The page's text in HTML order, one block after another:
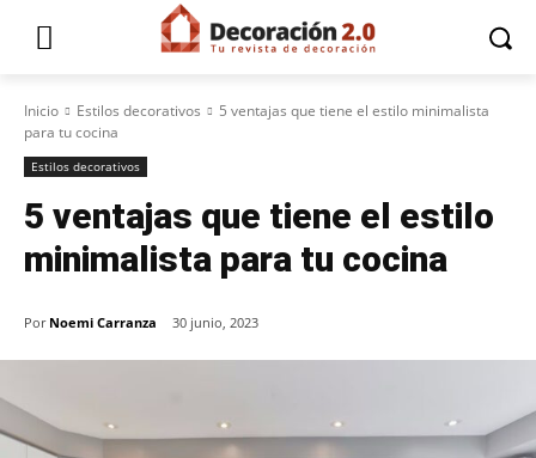
Inicio Estilos decorativos
5 ventajas que tiene el estilo minimalista
para tu cocina
Estilos decorativos
5 ventajas que tiene el estilo
minimalista para tu cocina
Por Noemi Carranza 30 junio, 2023